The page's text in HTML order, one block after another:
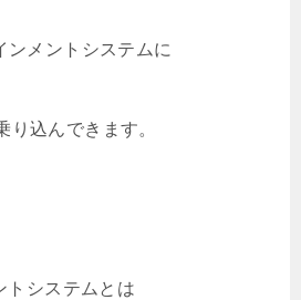
ンメントシステムに
込んできます。
トシステムとは